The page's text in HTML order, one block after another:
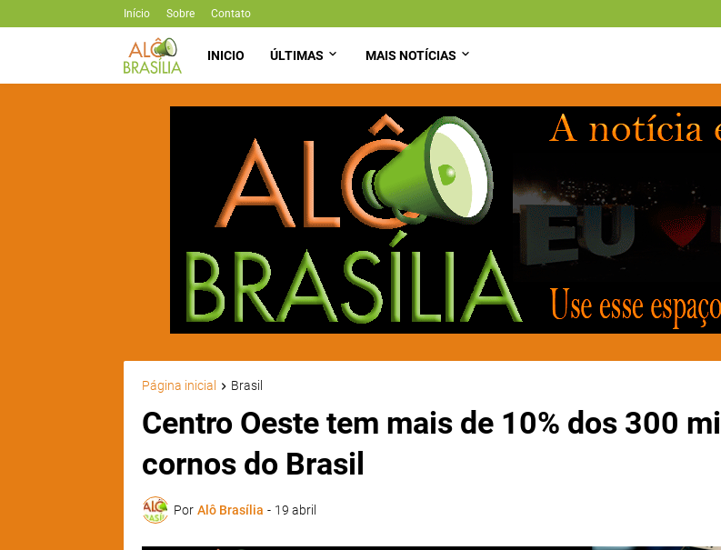
Início Sobre Contato
INICIO ÚLTIMAS MAIS NOTÍCIAS
Página inicial Brasil
Centro Oeste tem mais de 10% dos 300 mil
cornos do Brasil
Por Alô Brasília - 19 abril